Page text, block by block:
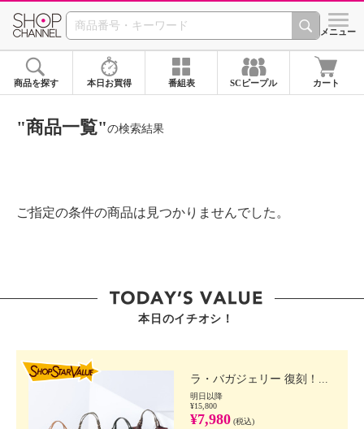
SHOP CHANNEL ショッ
メニュー
商品を探す 本日お買得 番組表 SCピープル カート
"商品一覧"の検索結果
ご指定の条件の商品は見つかりませんでした。
本日のイチオシ！
ラ・バガジェリー 復刻！...
明日以降
¥15,800
¥7,980 (税込)